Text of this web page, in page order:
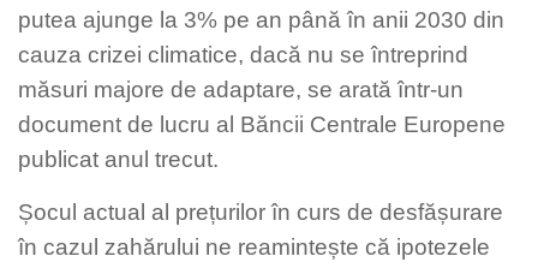
putea ajunge la 3% pe an până în anii 2030 din
cauza crizei climatice, dacă nu se întreprind
măsuri majore de adaptare, se arată într-un
document de lucru al Băncii Centrale Europene
publicat anul trecut.
Șocul actual al prețurilor în curs de desfășurare
în cazul zahărului ne reamintește că ipotezele